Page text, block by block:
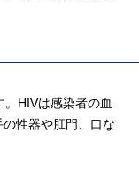
HIVは感染者の血
性器や肛門、口な